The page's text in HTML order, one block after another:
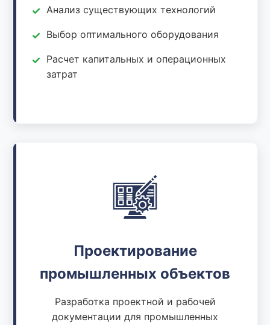
Анализ существующих технологий
Выбор оптимального оборудования
Расчет капитальных и операционных
затрат
Проектирование
промышленных объектов
Разработка проектной и рабочей
документации для промышленных